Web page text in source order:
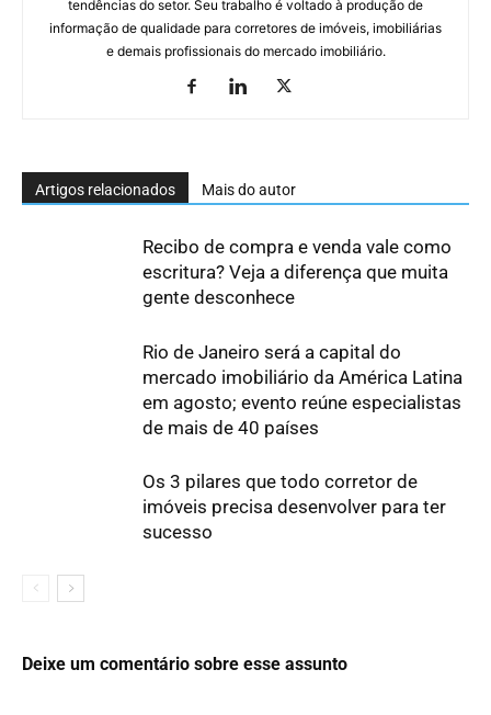
tendências do setor. Seu trabalho é voltado à produção de
informação de qualidade para corretores de imóveis, imobiliárias
e demais profissionais do mercado imobiliário.
Artigos relacionados Mais do autor
Recibo de compra e venda vale como
escritura? Veja a diferença que muita
gente desconhece
Rio de Janeiro será a capital do
mercado imobiliário da América Latina
em agosto; evento reúne especialistas
de mais de 40 países
Os 3 pilares que todo corretor de
imóveis precisa desenvolver para ter
sucesso
Deixe um comentário sobre esse assunto